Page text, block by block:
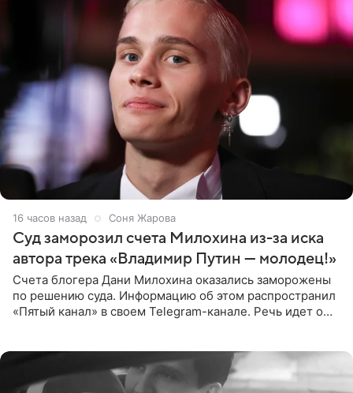
16 часов назад Соня Жарова
Суд заморозил счета Милохина из-за иска
автора трека «Владимир Путин — молодец!»
Счета блогера Дани Милохина оказались заморожены
по решению суда. Информацию об этом распространил
«Пятый канал» в своем Telegram-канале. Речь идет о